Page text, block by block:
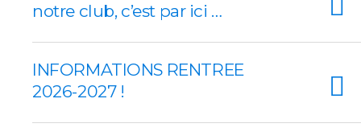
notre club, c’est par ici …
INFORMATIONS RENTREE
2026-2027 !